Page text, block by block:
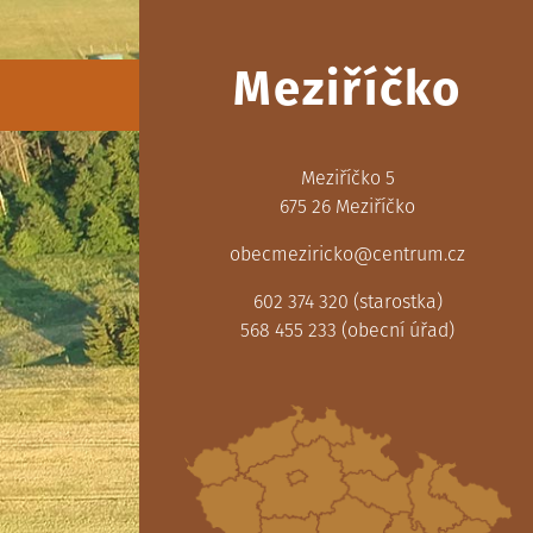
Meziříčko
Meziříčko 5
675 26 Meziříčko
obecmeziricko@centrum.cz
602 374 320 (starostka)
568 455 233 (obecní úřad)